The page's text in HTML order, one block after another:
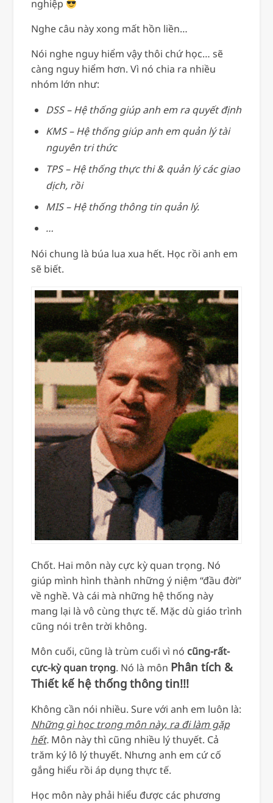
nghiệp
Nghe câu này xong mất hồn liền…
Nói nghe nguy hiểm vậy thôi chứ học… sẽ
càng nguy hiểm hơn. Vì nó chia ra nhiều
nhóm lớn như:
DSS – Hệ thống giúp anh em ra quyết định
KMS – Hệ thống giúp anh em quản lý tài
nguyên tri thức
TPS – Hệ thống thực thi & quản lý các giao
dịch, rồi
MIS – Hệ thống thông tin quản lý.
…
Nói chung là búa lua xua hết. Học rồi anh em
sẽ biết.
Chốt. Hai môn này cực kỳ quan trọng. Nó
giúp mình hình thành những ý niệm “đầu đời”
về nghề. Và cái mà những hệ thống này
mang lại là vô cùng thực tế. Mặc dù giáo trình
cũng nói trên trời không.
Môn cuối, cũng là trùm cuối vì nó cũng-rất-
cực-kỳ quan trọng. Nó là môn Phân tích &
Thiết kế hệ thống thông tin!!!
Không cần nói nhiều. Sure với anh em luôn là:
Những gì học trong môn này, ra đi làm gặp
hết.Môn này thì cũng nhiều lý thuyết. Cả
trăm ký lô lý thuyết. Nhưng anh em cứ cố
gắng hiểu rồi áp dụng thực tế.
Học môn này phải hiểu được các phương